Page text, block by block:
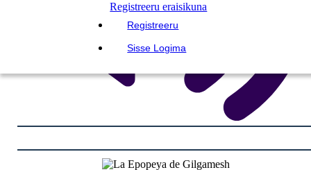
Registreeru eraisikuna
Registreeru
Sisse Logima